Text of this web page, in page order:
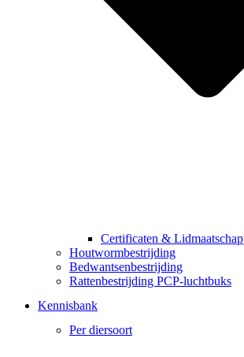
085 212 8877Certificaten &
Houtwormbestrijding
Bedwantsenbestrijding
Rattenbestrijding PCP-luchtbuks
Kennisbank
Per diersoort